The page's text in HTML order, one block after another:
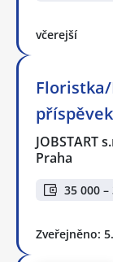
včerejší
JOBSTART
Praha
35 000 –
Zveřejněno: